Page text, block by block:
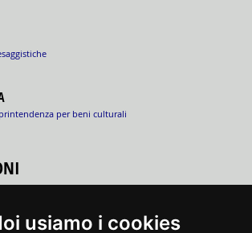
usiamo i cookies
per beni culturali
REGIONALE